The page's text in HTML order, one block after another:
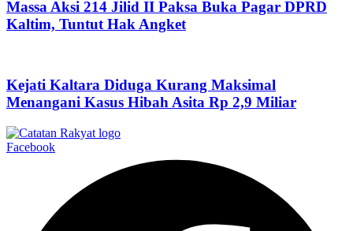
Massa Aksi 214 Jilid II Paksa Buka Pagar DPRD
Kaltim, Tuntut Hak Angket
Kejati Kaltara Diduga Kurang Maksimal
Menangani Kasus Hibah Asita Rp 2,9 Miliar
Facebook